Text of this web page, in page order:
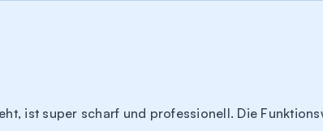
ist super scharf und professionell. Die